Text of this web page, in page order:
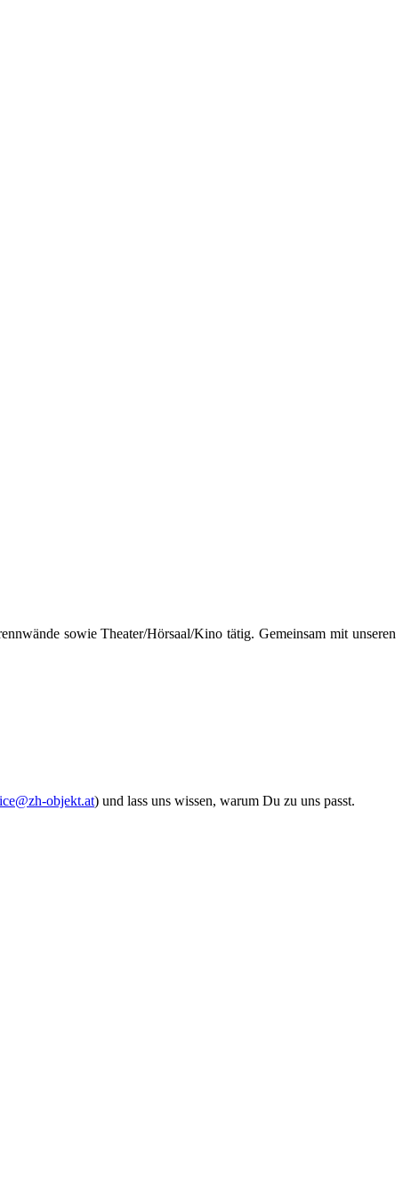
sowie Theater/Hörsaal/Kino tätig. Gemeinsam mit unseren
objekt.at) und lass uns wissen, warum Du zu uns passt.